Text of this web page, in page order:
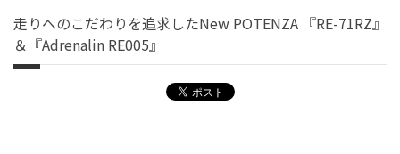
走りへのこだわりを追求したNew POTENZA 『RE-71RZ』
＆『Adrenalin RE005』